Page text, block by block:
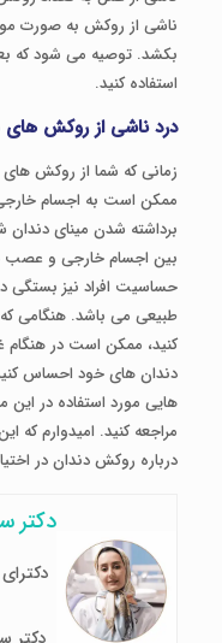
ناشی از روکش به صورت
بکشد. توصیه می شود که
استفاده کنید.
درد ناشی از روکش
زمانی که شما از روکش
ممکن است به اجسام
برداشته شدن مینای دندان
بین اجسام خارجی و عصب
حساسیت افراد نیز بستگی
طبیعی می باشد. هنگامی
کنید، ممکن است در
دندان های خود احساس
هایی مورد استفاده در این
مراجعه کنید. امیدوارم که
درباره روکش دندان در
دکتر